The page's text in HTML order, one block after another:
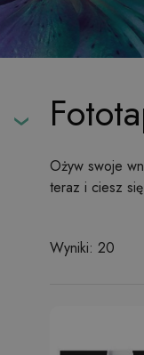
Ożyw swoje
teraz i ciesz
Wyniki: 20